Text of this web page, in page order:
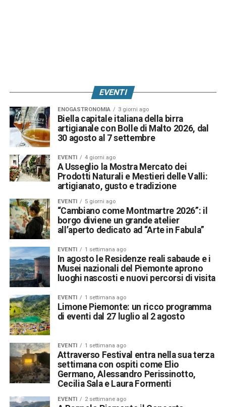
EVENTI
ENOGASTRONOMIA 3 giorni ago
Biella capitale italiana della birra
artigianale con Bolle di Malto 2026, dal
30 agosto al 7 settembre
EVENTI 4 giorni ago
A Usseglio la Mostra Mercato dei
Prodotti Naturali e Mestieri delle Valli:
artigianato, gusto e tradizione
EVENTI 5 giorni ago
“Cambiano come Montmartre 2026”: il
borgo diviene un grande atelier
all’aperto dedicato ad “Arte in Fabula”
EVENTI 1 settimana ago
In agosto le Residenze reali sabaude e i
Musei nazionali del Piemonte aprono
luoghi nascosti e nuovi percorsi di visita
EVENTI 1 settimana ago
Limone Piemonte: un ricco programma
di eventi dal 27 luglio al 2 agosto
EVENTI 1 settimana ago
Attraverso Festival entra nella sua terza
settimana con ospiti come Elio
Germano, Alessandro Perissinotto,
Cecilia Sala e Laura Formenti
EVENTI 2 settimane ago